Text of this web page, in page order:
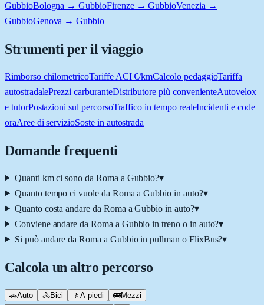
GubbioBologna → GubbioFirenze → GubbioVenezia →
GubbioGenova → Gubbio
Strumenti per il viaggio
Rimborso chilometricoTariffe ACI €/kmCalcolo pedaggioTariffa
autostradalePrezzi carburanteDistributore più convenienteAutovelox
e tutorPostazioni sul percorsoTraffico in tempo realeIncidenti e code
oraAree di servizioSoste in autostrada
Domande frequenti
Quanti km ci sono da Roma a Gubbio?▾
Quanto tempo ci vuole da Roma a Gubbio in auto?▾
Quanto costa andare da Roma a Gubbio in auto?▾
Conviene andare da Roma a Gubbio in treno o in auto?▾
Si può andare da Roma a Gubbio in pullman o FlixBus?▾
Calcola un altro percorso
🚗Auto 🚴Bici 🚶 A piedi 🚌Mezzi